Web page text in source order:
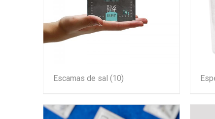
Escamas de sal (10)